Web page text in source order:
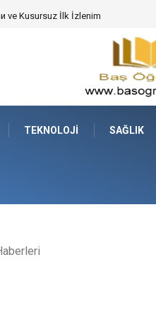
ve Kusursuz İlk İzlenim
TEKNOLOJI SAĞLIK